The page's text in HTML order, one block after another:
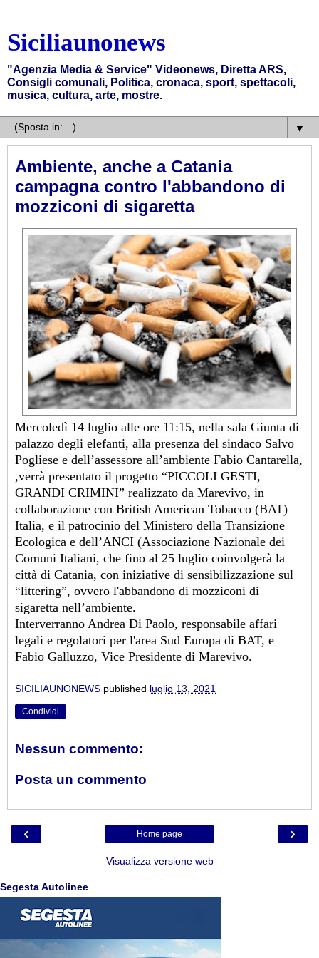
Siciliaunonews
"Agenzia Media & Service" Videonews, Diretta ARS,
Consigli comunali, Politica, cronaca, sport, spettacoli,
musica, cultura, arte, mostre.
▼
Ambiente, anche a Catania
campagna contro l'abbandono di
mozziconi di sigaretta
Mercoledì 14 luglio alle ore 11:15, nella sala Giunta di
palazzo degli elefanti, alla presenza del sindaco Salvo
Pogliese e dell’assessore all’ambiente Fabio Cantarella,
,verrà presentato il progetto “PICCOLI GESTI,
GRANDI CRIMINI” realizzato da Marevivo, in
collaborazione con British American Tobacco (BAT)
Italia, e il patrocinio del Ministero della Transizione
Ecologica e dell’ANCI (Associazione Nazionale dei
Comuni Italiani, che fino al 25 luglio coinvolgerà la
città di Catania, con iniziative di sensibilizzazione sul
“littering”, ovvero l'abbandono di mozziconi di
sigaretta nell’ambiente.
Interverranno Andrea Di Paolo, responsabile affari
legali e regolatori per l'area Sud Europa di BAT, e
Fabio Galluzzo, Vice Presidente di Marevivo.
SICILIAUNONEWS published luglio 13, 2021
Condividi
Nessun commento:
Posta un commento
‹ ›
Home page
Visualizza versione web
Segesta Autolinee